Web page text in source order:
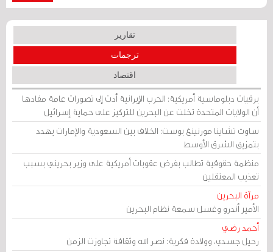
تقارير
ترجمات
اقتصاد
برقيات دبلوماسية أمريكية: الحرب الإيرانية أدت إلى تصورات عامة مفادها
أن الولايات المتحدة تخلت عن البحرين للتركيز على حماية إسرائيل
ساوث تشاينا مورنينغ بوست: الخلاف بين السعودية والإمارات يهدد
بتمزيق الشرق الأوسط
منظمة حقوقية تطالب بفرض عقوبات أمريكية على وزير بحريني بسبب
تعذيب المعتقلين
مرآة البحرين
الأمير أندرو وغسل سمعة نظام البحرين
أحمد رضي
رحيل جسدي، وولادة فكرية: نصر الله وثقافة تجاوزت الزمن